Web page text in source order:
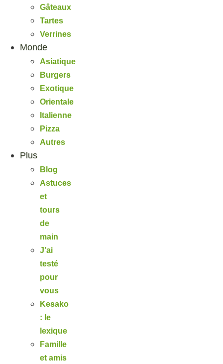
Gâteaux
Tartes
Verrines
Monde
Asiatique
Burgers
Exotique
Orientale
Italienne
Pizza
Autres
Plus
Blog
Astuces
et
tours
de
main
J’ai
testé
pour
vous
Kesako
: le
lexique
Famille
et amis